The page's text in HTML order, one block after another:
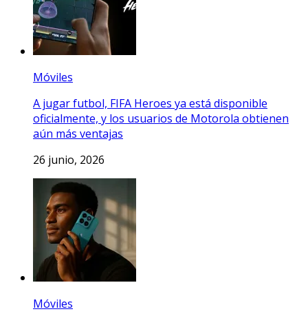
Móviles
A jugar futbol, FIFA Heroes ya está disponible
oficialmente, y los usuarios de Motorola obtienen
aún más ventajas
26 junio, 2026
Móviles